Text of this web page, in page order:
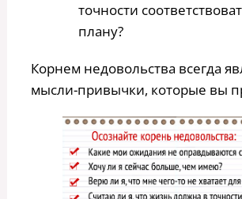
точности
плану?
Корнем недовольства всегда
мысли-привычки, которые вы